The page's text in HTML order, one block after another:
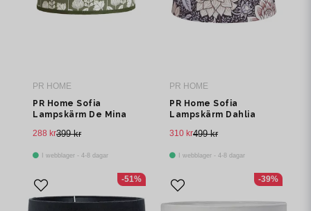
PR HOME
PR Home Sofia
Lampskärm De Mina
399 kr
288 kr
I webblager - 4-8 dagar
PR HOME
PR Home Sofia
Lampskärm Dahlia
499 kr
310 kr
I webblager - 4-8 dagar
-51% -39%